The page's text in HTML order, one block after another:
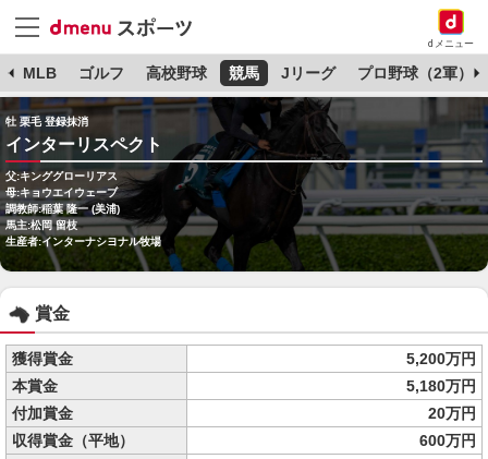
dメニュー
MLB ゴルフ 高校野球 競馬 Jリーグ プロ野球（2軍）
牡 栗毛 登録抹消
インターリスペクト
父:キンググローリアス
母:キョウエイウェーブ
調教師:稲葉 隆一 (美浦)
馬主:松岡 留枝
生産者:インターナシヨナル牧場
賞金
獲得賞金
5,200万円
本賞金
5,180万円
付加賞金
20万円
収得賞金（平地）
600万円